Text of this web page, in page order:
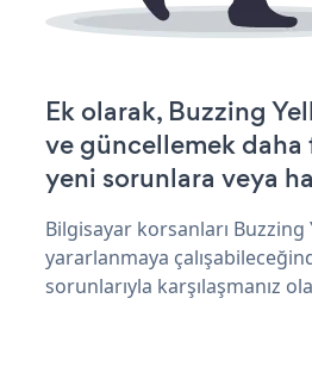
Ek olarak, Buzzing
ve güncellemek daha
yeni sorunlara veya
Bilgisayar korsanları
yararlanmaya
sorunlarıyla karşılaşmanız